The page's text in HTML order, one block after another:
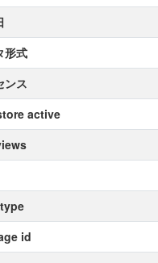
形式
ンス
active
id